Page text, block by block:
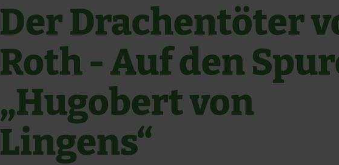
Der Drachentöter
Roth - Auf den
„Hugobert von
Lingens“